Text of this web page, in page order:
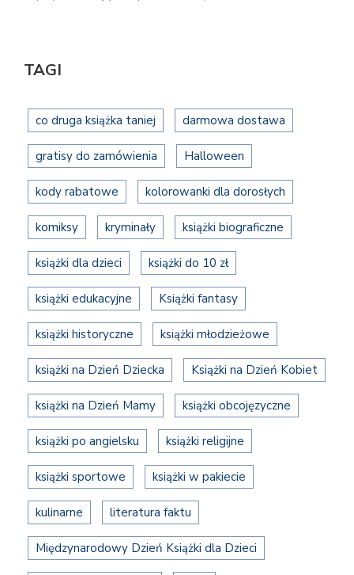
TAGI
co druga książka taniej darmowa dostawa
gratisy do zamówienia Halloween
kody rabatowe kolorowanki dla dorosłych
komiksy kryminały książki biograficzne
książki dla dzieci książki do 10 zł
książki edukacyjne Książki fantasy
książki historyczne książki młodzieżowe
książki na Dzień Dziecka Książki na Dzień Kobiet
książki na Dzień Mamy książki obcojęzyczne
książki po angielsku książki religijne
książki sportowe książki w pakiecie
kulinarne literatura faktu
Międzynarodowy Dzień Książki dla Dzieci